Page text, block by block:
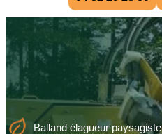
Balland élagueur paysagiste